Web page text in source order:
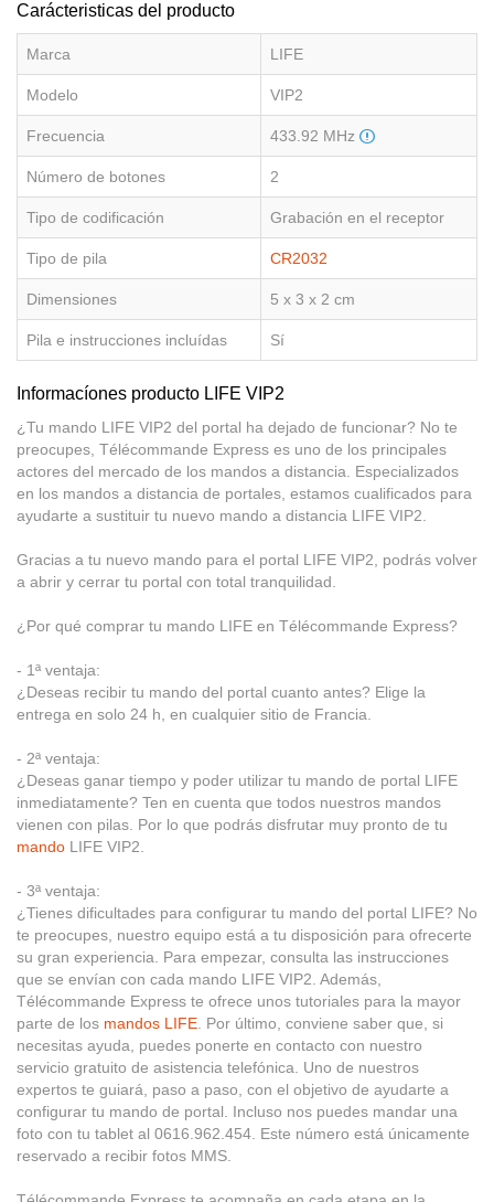
Carácteristicas del producto
Marca LIFE
Modelo VIP2
Frecuencia 433.92 MHz
Número de botones 2
Tipo de codificación Grabación en el receptor
Tipo de pila CR2032
Dimensiones 5 x 3 x 2 cm
Pila e instrucciones incluídas Sí
Informacíones producto LIFE VIP2
¿Tu mando LIFE VIP2 del portal ha dejado de funcionar? No te
preocupes, Télécommande Express es uno de los principales
actores del mercado de los mandos a distancia. Especializados
en los mandos a distancia de portales, estamos cualificados para
ayudarte a sustituir tu nuevo mando a distancia LIFE VIP2.
Gracias a tu nuevo mando para el portal LIFE VIP2, podrás volver
a abrir y cerrar tu portal con total tranquilidad.
¿Por qué comprar tu mando LIFE en Télécommande Express?
- 1ª ventaja:
¿Deseas recibir tu mando del portal cuanto antes? Elige la
entrega en solo 24 h, en cualquier sitio de Francia.
- 2ª ventaja:
¿Deseas ganar tiempo y poder utilizar tu mando de portal LIFE
inmediatamente? Ten en cuenta que todos nuestros mandos
vienen con pilas. Por lo que podrás disfrutar muy pronto de tu
mando LIFE VIP2.
- 3ª ventaja:
¿Tienes dificultades para configurar tu mando del portal LIFE? No
te preocupes, nuestro equipo está a tu disposición para ofrecerte
su gran experiencia. Para empezar, consulta las instrucciones
que se envían con cada mando LIFE VIP2. Además,
Télécommande Express te ofrece unos tutoriales para la mayor
parte de los mandos LIFE. Por último, conviene saber que, si
necesitas ayuda, puedes ponerte en contacto con nuestro
servicio gratuito de asistencia telefónica. Uno de nuestros
expertos te guiará, paso a paso, con el objetivo de ayudarte a
configurar tu mando de portal. Incluso nos puedes mandar una
foto con tu tablet al 0616.962.454. Este número está únicamente
reservado a recibir fotos MMS.